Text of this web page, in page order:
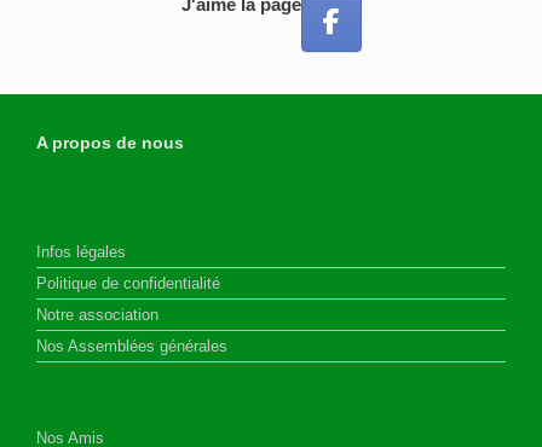
J'aime la page
A propos de nous
Infos légales
Politique de confidentialité
Notre association
Nos Assemblées générales
Nos Amis